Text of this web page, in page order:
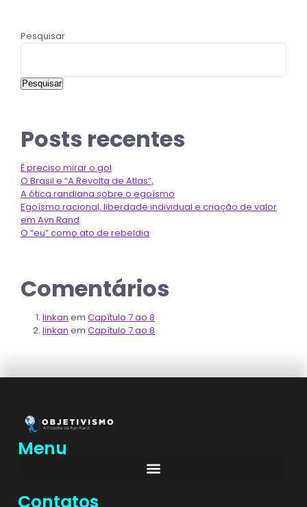
Pesquisar
Pesquisar
Posts recentes
É preciso mirar o gol
O Brasil e “A Revolta de Atlas”,
A ótica randiana sobre o egoísmo
Egoísmo racional, liberdade individual e criação de valor
em Ayn Rand
O “eu” como ato de rebeldia
Comentários
linkan em Capítulo 7 ao 8
linkan em Capítulo 7 ao 8
Menu
Contatos